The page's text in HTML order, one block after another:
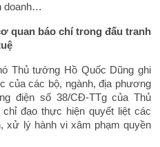
doanh…
quan báo chí trong đấu tranh
Thủ tướng Hồ Quốc Dũng ghi
của các bộ, ngành, địa phương
điện số 38/CĐ-TTg của Thủ
đạo thực hiện quyết liệt các
xử lý hành vi xâm phạm quyền